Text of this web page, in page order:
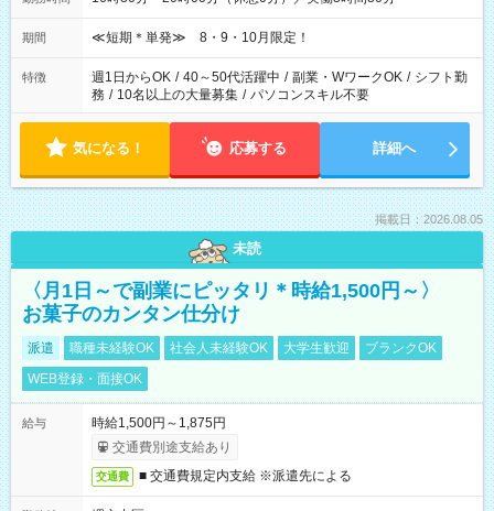
期間 ≪短期＊単発≫ 8・9・10月限定！
特徴 週1日からOK / 40～50代活躍中 / 副業・WワークOK / シフト勤
務 / 10名以上の大量募集 / パソコンスキル不要
気になる！ 応募する 詳細へ
掲載日：2026.08.05
未読
〈月1日～で副業にピッタリ＊時給1,500円～〉
お菓子のカンタン仕分け
派遣 職種未経験OK 社会人未経験OK 大学生歓迎
ブランクOK
WEB登録・面接OK
給与
時給1,500円～1,875円
交通費別途支給あり
交通費 ■ 交通費規定内支給 ※派遣先による